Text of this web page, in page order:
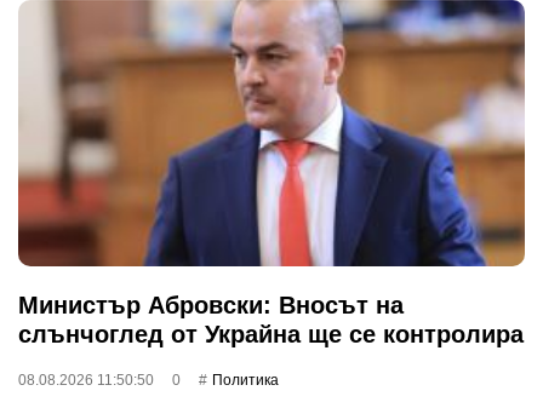
Министър Абровски: Вносът на
слънчоглед от Украйна ще се контролира
08.08.2026 11:50:50 0 Политика